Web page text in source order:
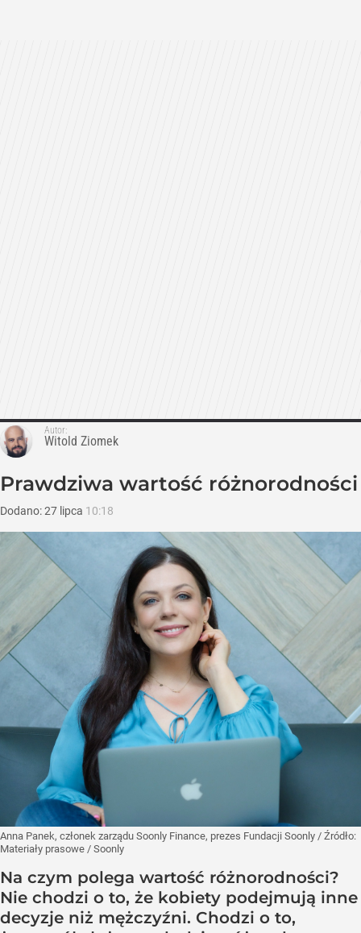
Autor:
Witold Ziomek
Prawdziwa wartość różnorodności
Dodano:27 lipca 10:18
Anna Panek, członek zarządu Soonly Finance, prezes Fundacji Soonly / Źródło:
Materiały prasowe / Soonly
Na czym polega wartość różnorodności?
Nie chodzi o to, że kobiety podejmują inne
decyzje niż mężczyźni. Chodzi o to,